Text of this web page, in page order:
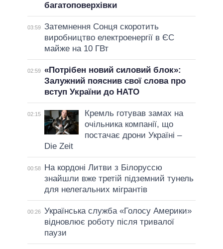
багатоповерхівки
03:59 Затемнення Сонця скоротить
виробництво електроенергії в ЄС
майже на 10 ГВт
02:59 «Потрібен новий силовий блок»:
Залужний пояснив свої слова про
вступ України до НАТО
02:15
Кремль готував замах на
очільника компанії, що
постачає дрони Україні –
Die Zeit
00:58
На кордоні Литви з Білоруссю
знайшли вже третій підземний тунель
для нелегальних мігрантів
00:26 Українська служба «Голосу Америки»
відновлює роботу після тривалої
паузи